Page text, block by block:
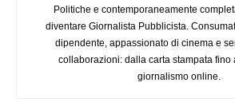
Politiche e contemporaneamente
diventare Giornalista Pubblicista.
dipendente, appassionato di cinema e
collaborazioni: dalla carta stampata fino
giornalismo online.